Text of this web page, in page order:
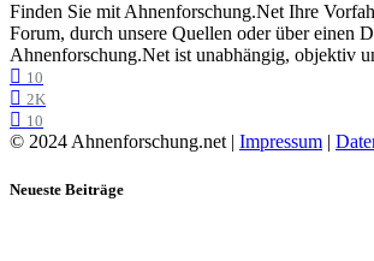
Finden Sie mit Ahnenforschung.Net Ihre
Forum, durch unsere Quellen oder über einen
Ahnenforschung.Net ist unabhängig, objektiv
10
2K
10
© 2024 Ahnenforschung.net | Impressum |
Neueste Beiträge